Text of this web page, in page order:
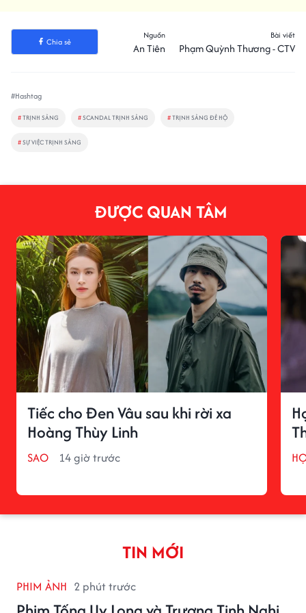
Chia sẻ
Nguồn
An Tiên
Bài viết
Phạm Quỳnh Thương - CTV
#Hashtag
#TRỊNH SẢNG #SCANDAL TRỊNH SẢNG #TRỊNH SẢNG ĐẺ HỘ
#SỰ VIỆC TRỊNH SẢNG
ĐƯỢC QUAN TÂM
Tiếc cho Đen Vâu sau khi rời xa
Hoàng Thùy Linh
SAO 14 giờ trước
TIN MỚI
PHIM ẢNH 2 phút trước